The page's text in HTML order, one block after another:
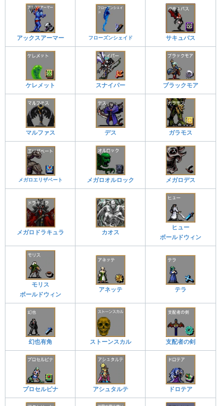
アックスアーマー フローズンシェイド サキュバス
ケレメット スナイパー ブラックモア
マルファス デス ガラモス
メガロエリザベート メガロオルロック メガロデス
メガロドラキュラ カオス
ヒュー
ボールドウィン
モリス
ボールドウィン
アネッテ テラ
幻也有角 ストーンスカル 支配者の剣
プロセルピナ アシュタルテ ドロテア